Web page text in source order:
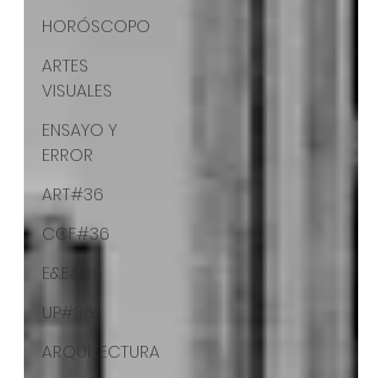
HORÓSCOPO
ARTES
VISUALES
ENSAYO Y
ERROR
ART#36
CCF#36
E&E#36
UP#36
ARQUITECTURA